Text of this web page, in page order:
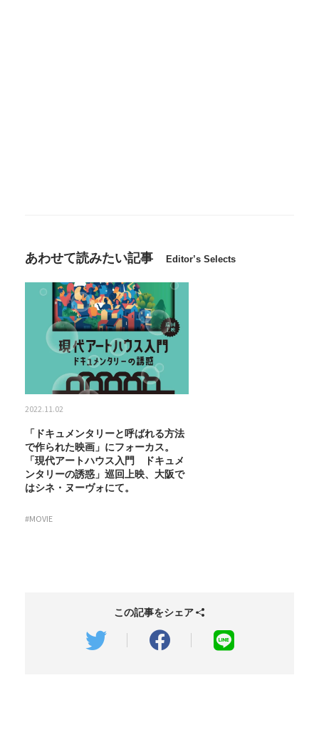
あわせて読みたい記事 Editor’s Selects
2022.11.02
「ドキュメンタリーと呼ばれる方法
で作られた映画」にフォーカス。
「現代アートハウス入門 ドキュメ
ンタリーの誘惑」巡回上映、大阪で
はシネ・ヌーヴォにて。
#MOVIE
この記事をシェア